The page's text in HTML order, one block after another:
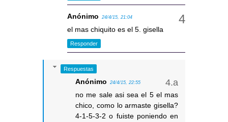
Anónimo 24/4/15, 21:04
el mas chiquito es el 5. gisella
Responder
Respuestas
Anónimo 24/4/15, 22:55
no me sale asi sea el 5 el mas
chico, como lo armaste gisella?
4-1-5-3-2 o fuiste poniendo en